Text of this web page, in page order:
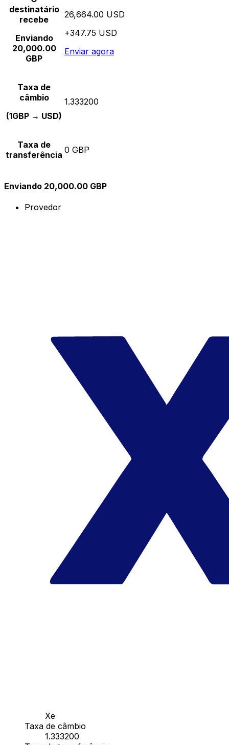
destinatário
recebe
Enviando
20,000.00
GBP
26,664.00 USD
+347.75 USD
Enviar agora
Taxa de
câmbio
(1GBP → USD)
1.333200
Taxa de
transferência 0 GBP
Enviando 20,000.00 GBP
Provedor
Xe
Taxa de câmbio
1.333200